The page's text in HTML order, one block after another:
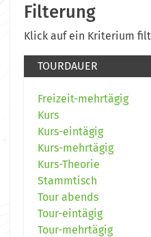
Filterung
Klick auf ein Kriterium
TOURDAUER
Freizeit-mehrtägig
Kurs
Kurs-eintägig
Kurs-mehrtägig
Kurs-Theorie
Stammtisch
Tour abends
Tour-eintägig
Tour-mehrtägig